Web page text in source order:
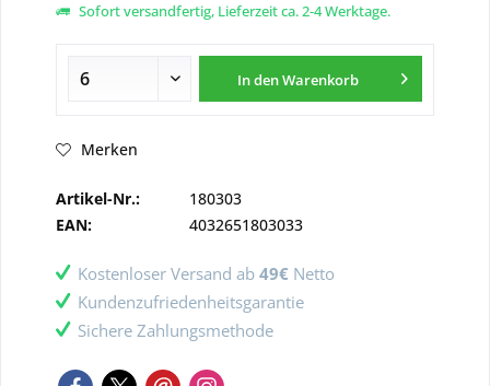
Sofort versandfertig, Lieferzeit ca. 2-4 Werktage.
In denWarenkorb
Merken
Artikel-Nr.:
180303
EAN:
4032651803033
Kostenloser Versand ab 49€ Netto
Kundenzufriedenheitsgarantie
Sichere Zahlungsmethode